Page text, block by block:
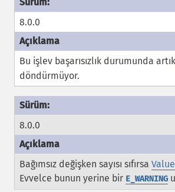
8.0.0
Bu işlev başarısızlık durumunda artık
döndürmüyor.
8.0.0
Bağımsız değişken sayısı sıfırsa
Evvelce bunun yerine bir E_WARNING